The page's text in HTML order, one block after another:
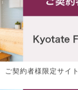
ご契約者様限定サイト